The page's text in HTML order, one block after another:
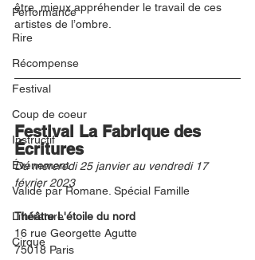
Performance
Rire
Récompense
Festival
Coup de coeur
Instructif
Événement
Validé par Romane. Spécial Famille
Littérature
Cirque
être, mieux appréhender le travail de ces
artistes de l’ombre.
Festival La Fabrique des
Écritures
Du mercredi 25 janvier au vendredi 17
février 2023
Théâtre L'étoile du nord
16 rue Georgette Agutte
75018 Paris